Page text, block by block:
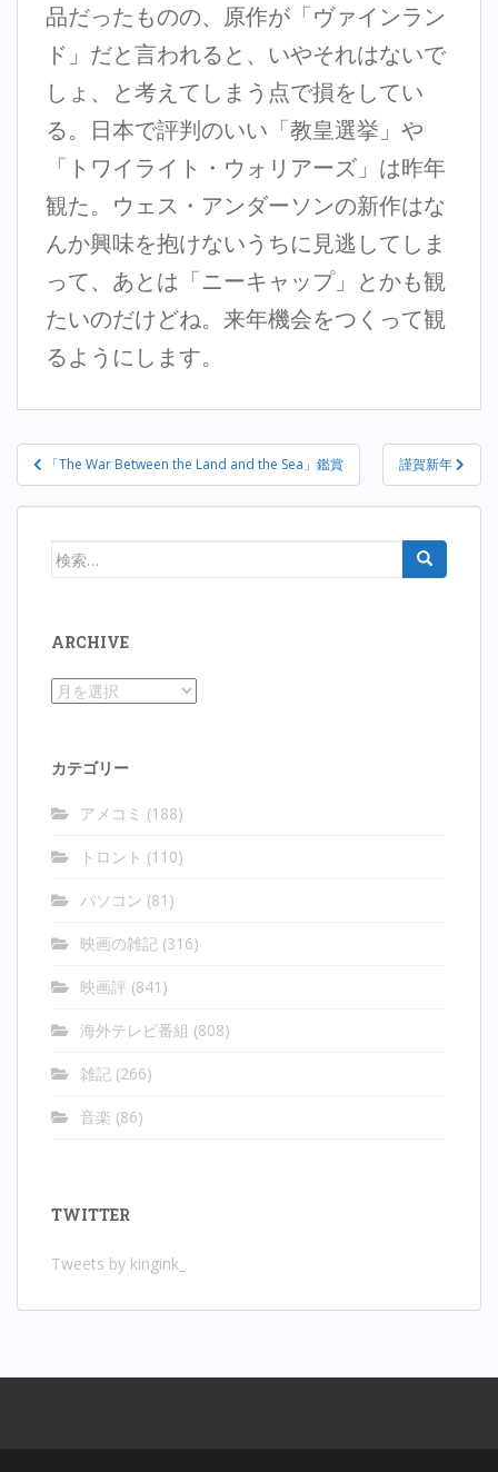
品だったものの、原作が「ヴァインラン
ド」だと言われると、いやそれはないで
しょ、と考えてしまう点で損をしてい
る。日本で評判のいい「教皇選挙」や
「トワイライト・ウォリアーズ」は昨年
観た。ウェス・アンダーソンの新作はな
んか興味を抱けないうちに見逃してしま
って、あとは「ニーキャップ」とかも観
たいのだけどね。来年機会をつくって観
るようにします。
投
稿
ナ
「The War Between the Land and the Sea」鑑賞 謹賀新年
検
ARCHIVE
Archive
カテゴリー
アメコミ (188)
トロント (110)
パソコン (81)
映画の雑記 (316)
映画評 (841)
海外テレビ番組 (808)
雑記 (266)
音楽 (86)
TWITTER
Tweets by kingink_